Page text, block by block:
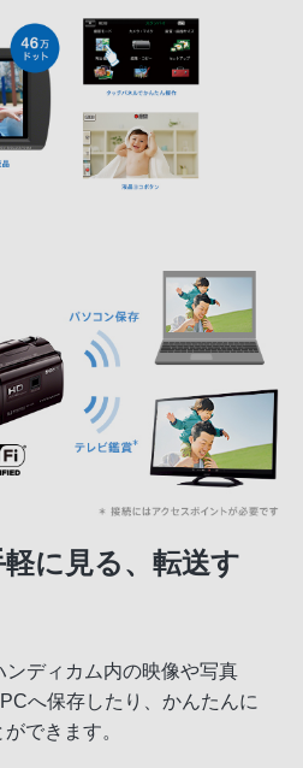
に見る、転送す
ディカム内の映像や写真
へ保存したり、かんたんに
できます。